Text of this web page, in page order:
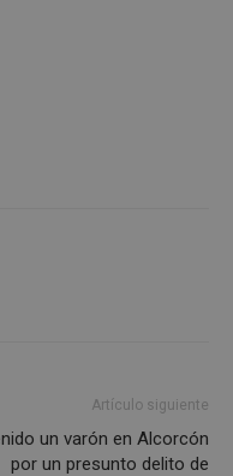
Artículo siguiente
un varón en Alcorcón
por un presunto delito de